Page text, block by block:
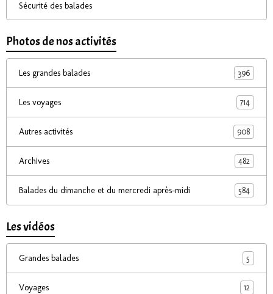
Sécurité des balades
Photos de nos activités
Les grandes balades 396
Les voyages 714
Autres activités 908
Archives 482
Balades du dimanche et du mercredi après-midi 584
Les vidéos
Grandes balades 5
Voyages 12